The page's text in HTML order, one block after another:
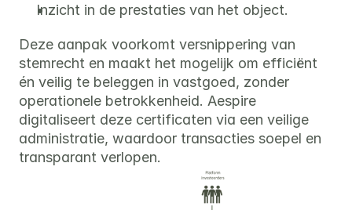
Inzicht in de prestaties van het object.
Deze aanpak voorkomt versnippering van
stemrecht en maakt het mogelijk om efficiënt
én veilig te beleggen in vastgoed, zonder
operationele betrokkenheid. Aespire
digitaliseert deze certificaten via een veilige
administratie, waardoor transacties soepel en
transparant verlopen.